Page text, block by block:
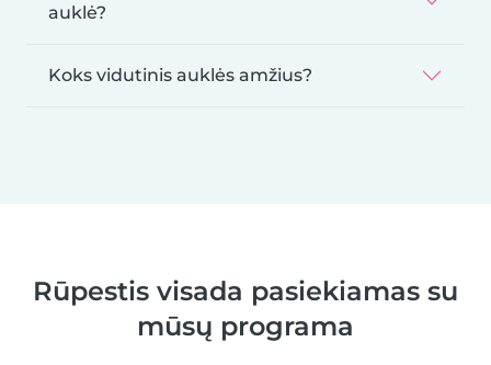
auklė?
Koks vidutinis auklės amžius?
Rūpestis visada pasiekiamas su
mūsų programa